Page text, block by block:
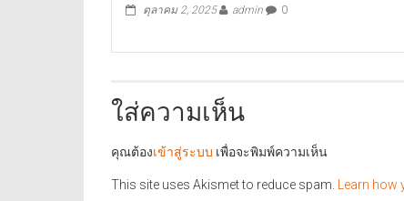
ตุลาคม 2, 2025 admin 0
ใส่ความเห็น
คุณต้องเข้าสู่ระบบ เพื่อจะพิมพ์ความเห็น
This site uses Akismet to reduce spam. Learn how